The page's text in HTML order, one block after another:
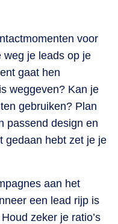
voor
weg je leads op je
gaat hen
weggeven? Kan je
gebruiken? Plan
passend design en
gedaan hebt zet je je
aan het
een lead rijp is
zeker je ratio’s